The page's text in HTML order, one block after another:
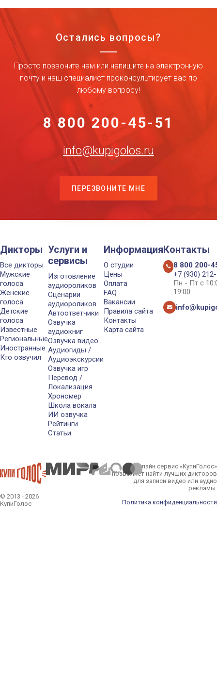
Остались вопросы?
Просто позвоните нам или напишите на электронную
почту и наш специалист проконсультирует вас по
любому вопросу!
8 800 200-45-51
info@kupigolos.ru
ПЕРЕЗВОНИТЕ МНЕ
Дикторы
Все дикторы
Мужские
голоса
Женские
голоса
Детские
голоса
Известные
Региональные
Иностранные
Кто озвучил
Услуги и
сервисы
Изготовление
аудиороликов
Сценарии
аудиороликов
Автоответчики
Озвучка
аудиокниг
Озвучка видео
Аудиогиды /
Аудиоэкскурсии
Озвучка игр
Перевод /
Локализация
Хрономер
Школа вокала
ИИ озвучка
Рейтинги
Статьи
Информация
О студии
Цены
Оплата
FAQ
Вакансии
Правила сайта
Контакты
Карта сайта
Контакты
8 800 200-
+7 (930)
Пн - Пт с
19:00
© 2013 - 2026
КупиГолос
Онлайн сервис «КупиГолос»
позволяет найти лучших дикторов
для записи видео или аудио
рекламы.
Политика конфиденциальности